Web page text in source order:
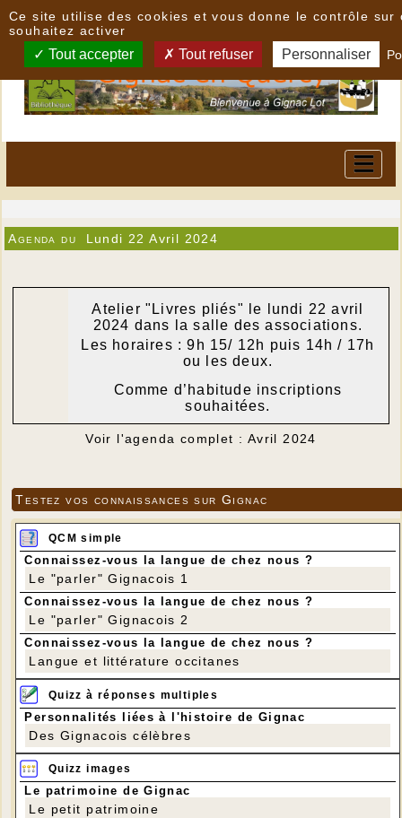
Agenda du Lundi 22 Avril 2024
Atelier "Livres pliés" le lundi 22 avril
2024 dans la salle des associations.
Les horaires : 9h 15/ 12h puis 14h / 17h
ou les deux.
Comme d’habitude inscriptions
souhaitées.
Voir l'agenda complet : Avril 2024
Testez vos connaissances sur Gignac
QCM simple
Connaissez-vous la langue de chez nous ?
Le "parler" Gignacois 1
Connaissez-vous la langue de chez nous ?
Le "parler" Gignacois 2
Connaissez-vous la langue de chez nous ?
Langue et littérature occitanes
Quizz à réponses multiples
Personnalités liées à l'histoire de Gignac
Des Gignacois célèbres
Quizz images
Le patrimoine de Gignac
Le petit patrimoine
Ce site utilise des cookies et vous donne le contrôle sur
souhaitez activer
Tout accepter Tout refuser Personnaliser